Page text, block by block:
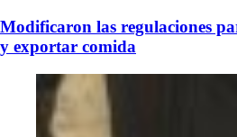
Modificaron las regulaciones
y exportar comida